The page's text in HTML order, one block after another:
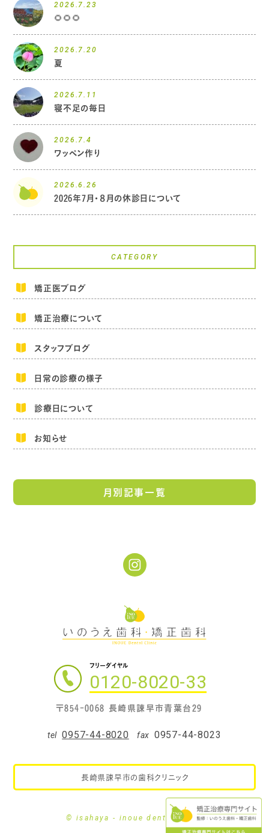
2026.7.23
🌻🌻🌻
2026.7.20
夏
2026.7.11
寝不足の毎日
2026.7.4
ワッペン作り
2026.6.26
2026年7月・８月の休診日について
CATEGORY
矯正医ブログ
矯正治療について
スタッフブログ
日常の診療の様子
診療日について
お知らせ
月別記事一覧
フリーダイヤル
0120-8020-33
〒854-0068 長崎県諫早市青葉台29
tel 0957-44-8020 fax 0957-44-8023
長崎県諫早市の歯科クリニック
© isahaya - inoue dental clinic